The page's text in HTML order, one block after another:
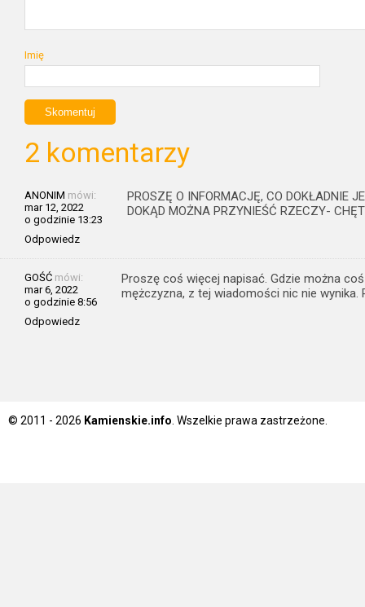
Imię
2 komentarzy
ANONIM mówi:
mar 12, 2022
o godzinie 13:23
Odpowiedz
PROSZĘ O INFORMACJĘ, CO DOKŁADNIE
DOKĄD MOŻNA PRZYNIEŚĆ RZECZY-
GOŚĆ mówi:
mar 6, 2022
o godzinie 8:56
Odpowiedz
Proszę coś więcej napisać. Gdzie można
mężczyzna, z tej wiadomości nic nie wynika.
© 2011 - 2026 Kamienskie.info . Wszelkie prawa zastrzeżone.